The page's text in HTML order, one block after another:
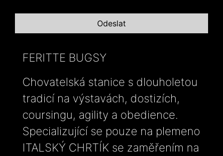
FERITTE BUGSY
Chovatelská stanice s dlouholetou
tradicí na výstavách, dostizích,
coursingu, agility a obedience.
Specializující se pouze na plemeno
ITALSKÝ CHRTÍK se zaměřením na